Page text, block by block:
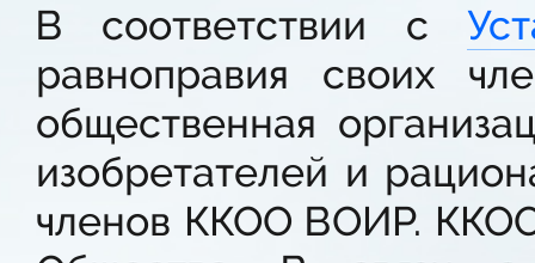
В соответствии с
равноправия своих
общественная
изобретателей и
членов ККОО ВОИР.